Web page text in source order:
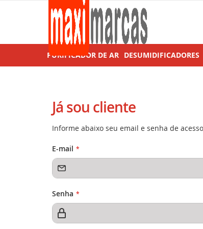
PURIFICADOR DE AR DESUMIDIFICADORES
Já sou cliente
Informe abaixo seu email e senha de
E-mail
Senha